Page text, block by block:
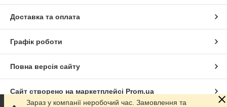
Доставка та оплата
Графік роботи
Повна версія сайту
Сайт створено на маркетплейсі Prom.ua
Зараз у компанії неробочий час. Замовлення та